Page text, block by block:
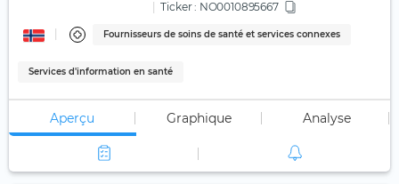
Ticker : NO0010895667
Fournisseurs de soins de santé et services connexes
Services d'information en santé
Aperçu Graphique Analyse